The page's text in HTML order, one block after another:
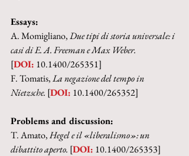
Essays:
A. Momigliano, Due tipi di storia universale: i
casi di E. A. Freeman e Max Weber.
[DOI: 10.1400/265351]
F. Tomatis, La negazione del tempo in
Nietzsche. [DOI: 10.1400/265352]
Problems and discussion:
T. Amato, Hegel e il «liberalismo»: un
dibattito aperto. [DOI: 10.1400/265353]